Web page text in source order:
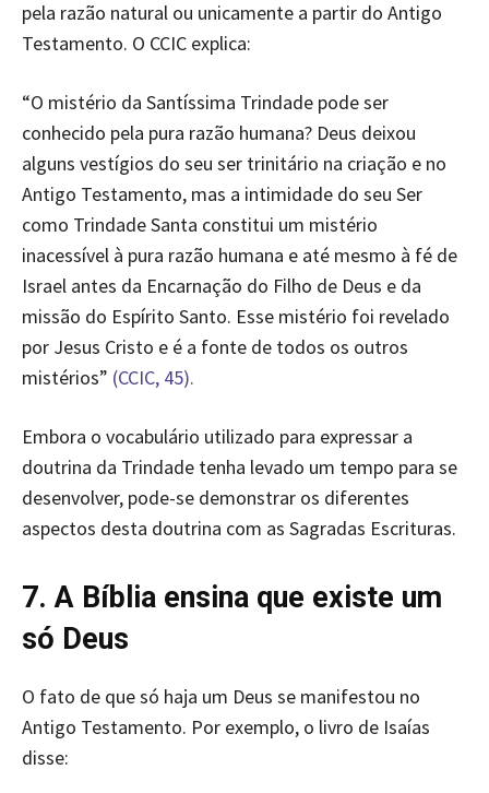
pela razão natural ou unicamente a partir do Antigo
Testamento. O CCIC explica:
“O mistério da Santíssima Trindade pode ser
conhecido pela pura razão humana? Deus deixou
alguns vestígios do seu ser trinitário na criação e no
Antigo Testamento, mas a intimidade do seu Ser
como Trindade Santa constitui um mistério
inacessível à pura razão humana e até mesmo à fé de
Israel antes da Encarnação do Filho de Deus e da
missão do Espírito Santo. Esse mistério foi revelado
por Jesus Cristo e é a fonte de todos os outros
mistérios” (CCIC, 45).
Embora o vocabulário utilizado para expressar a
doutrina da Trindade tenha levado um tempo para se
desenvolver, pode-se demonstrar os diferentes
aspectos desta doutrina com as Sagradas Escrituras.
7. A Bíblia ensina que existe um
só Deus
O fato de que só haja um Deus se manifestou no
Antigo Testamento. Por exemplo, o livro de Isaías
disse: